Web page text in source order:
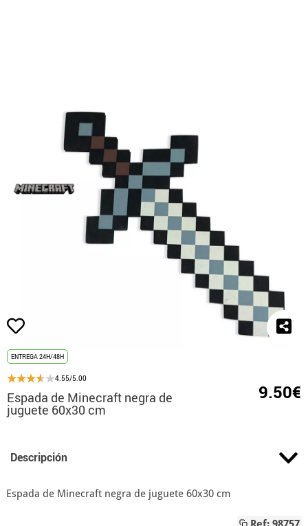
ENTREGA 24H/48H
4.55/5.00
Espada de Minecraft negra de
juguete 60x30 cm
9.50€
Descripción
Espada de Minecraft negra de juguete 60x30 cm